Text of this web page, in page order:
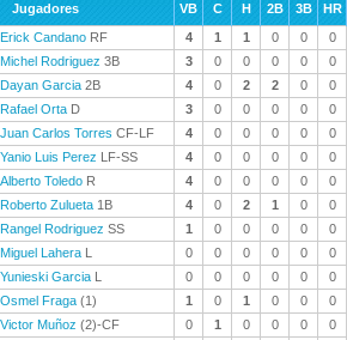
Jugadores VB C H 2B 3B HR
Erick Candano RF 4 1 1 0 0 0
Michel Rodriguez 3B 3 0 0 0 0 0
Dayan Garcia 2B 4 0 2 2 0 0
Rafael Orta D 3 0 0 0 0 0
Juan Carlos Torres CF-LF 4 0 0 0 0 0
Yanio Luis Perez LF-SS 4 0 0 0 0 0
Alberto Toledo R 4 0 0 0 0 0
Roberto Zulueta 1B 4 0 2 1 0 0
Rangel Rodriguez SS 1 0 0 0 0 0
Miguel Lahera L 0 0 0 0 0 0
Yunieski Garcia L 0 0 0 0 0 0
Osmel Fraga (1) 1 0 1 0 0 0
Victor Muñoz (2)-CF 0 1 0 0 0 0